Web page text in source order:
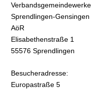
Verbandsgemeindewerke
Sprendlingen-Gensingen
AöR
Elisabethenstraße 1
55576 Sprendlingen
Besucheradresse:
Europastraße 5